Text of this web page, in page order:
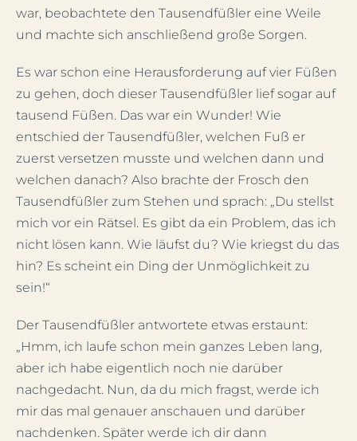
war, beobachtete den Tausendfüßler eine Weile
und machte sich anschließend große Sorgen.
Es war schon eine Herausforderung auf vier Füßen
zu gehen, doch dieser Tausendfüßler lief sogar auf
tausend Füßen. Das war ein Wunder! Wie
entschied der Tausendfüßler, welchen Fuß er
zuerst versetzen musste und welchen dann und
welchen danach? Also brachte der Frosch den
Tausendfüßler zum Stehen und sprach: „Du stellst
mich vor ein Rätsel. Es gibt da ein Problem, das ich
nicht lösen kann. Wie läufst du? Wie kriegst du das
hin? Es scheint ein Ding der Unmöglichkeit zu
sein!“
Der Tausendfüßler antwortete etwas erstaunt:
„Hmm, ich laufe schon mein ganzes Leben lang,
aber ich habe eigentlich noch nie darüber
nachgedacht. Nun, da du mich fragst, werde ich
mir das mal genauer anschauen und darüber
nachdenken. Später werde ich dir dann